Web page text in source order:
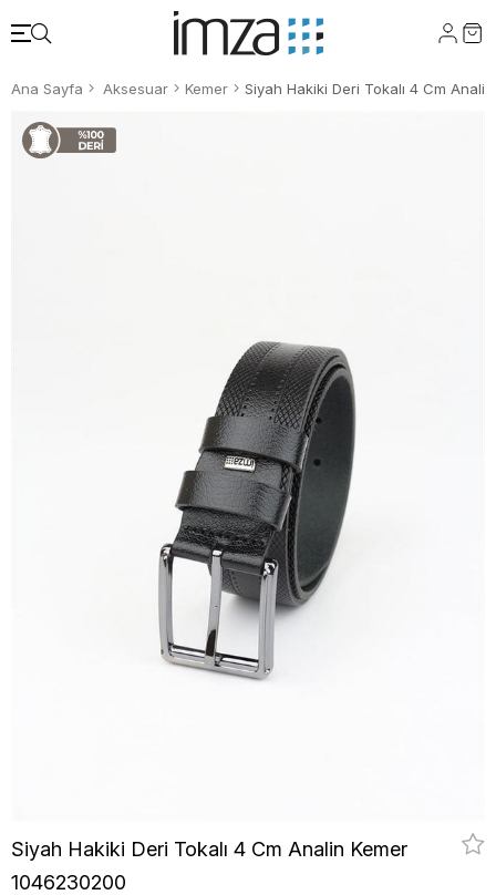
Ana Sayfa Aksesuar Kemer
Siyah Hakiki Deri Tokalı 4 Cm Analin Kemer
1046230200